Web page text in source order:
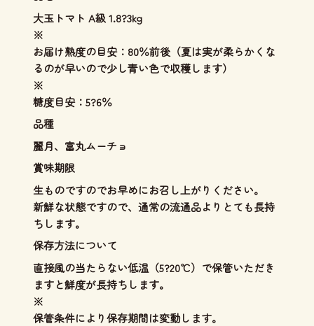
大玉トマト A級 1.8?3kg
※
お届け熟度の目安：80％前後（夏は実が柔らかくな
るのが早いので少し青い色で収穫します）
※
糖度目安：5?6％
品種
麗月、富丸ムーチョ
賞味期限
生ものですのでお早めにお召し上がりください。
新鮮な状態ですので、通常の流通品よりとても長持
ちします。
保存方法について
直接風の当たらない低温（5?20℃）で保管いただき
ますと鮮度が長持ちします。
※
保管条件により保存期間は変動します。